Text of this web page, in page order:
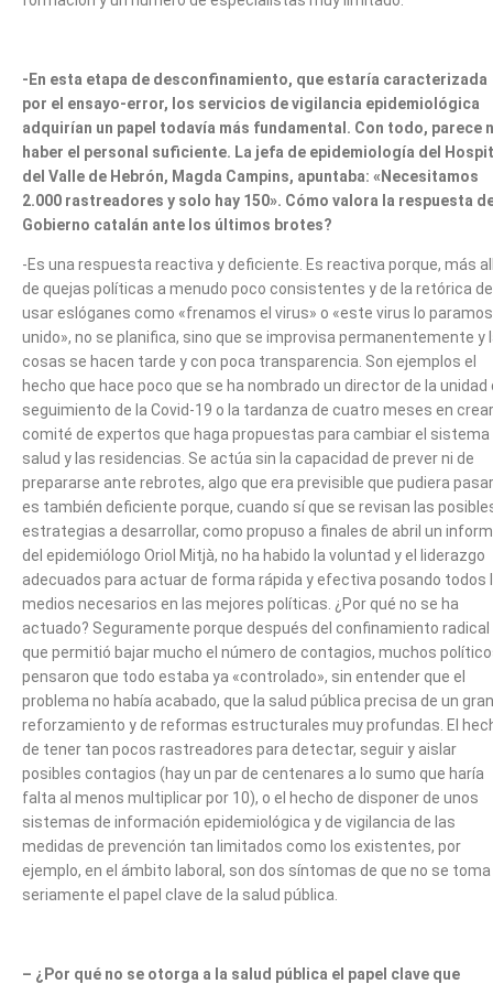
-En esta etapa de desconfinamiento, que estaría caracterizada
por el ensayo-error, los servicios de vigilancia epidemiológica
adquirían un papel todavía más fundamental. Con todo, parece
haber el personal suficiente. La jefa de epidemiología del
del Valle de Hebrón, Magda Campins, apuntaba: «Necesitamos
2.000 rastreadores y solo hay 150». Cómo valora la respuesta
Gobierno catalán ante los últimos brotes?
-Es una respuesta reactiva y deficiente. Es reactiva porque, más
de quejas políticas a menudo poco consistentes y de la retórica de
usar eslóganes como «frenamos el virus» o «este virus lo paramos
unido», no se planifica, sino que se improvisa permanentemente y
cosas se hacen tarde y con poca transparencia. Son ejemplos el
hecho que hace poco que se ha nombrado un director de la unidad
seguimiento de la Covid-19 o la tardanza de cuatro meses en
comité de expertos que haga propuestas para cambiar el sistema
salud y las residencias. Se actúa sin la capacidad de prever ni de
prepararse ante rebrotes, algo que era previsible que pudiera
es también deficiente porque, cuando sí que se revisan las
estrategias a desarrollar, como propuso a finales de abril un
del epidemiólogo Oriol Mitjà, no ha habido la voluntad y el liderazgo
adecuados para actuar de forma rápida y efectiva posando todos
medios necesarios en las mejores políticas. ¿Por qué no se ha
actuado? Seguramente porque después del confinamiento radical
que permitió bajar mucho el número de contagios, muchos
pensaron que todo estaba ya «controlado», sin entender que el
problema no había acabado, que la salud pública precisa de un gran
reforzamiento y de reformas estructurales muy profundas. El
de tener tan pocos rastreadores para detectar, seguir y aislar
posibles contagios (hay un par de centenares a lo sumo que haría
falta al menos multiplicar por 10), o el hecho de disponer de unos
sistemas de información epidemiológica y de vigilancia de las
medidas de prevención tan limitados como los existentes, por
ejemplo, en el ámbito laboral, son dos síntomas de que no se toma
seriamente el papel clave de la salud pública.
– ¿Por qué no se otorga a la salud pública el papel clave que